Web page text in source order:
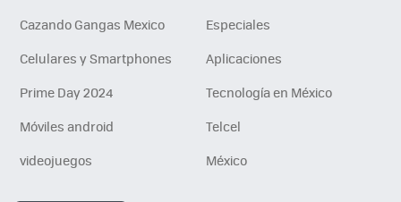
Cazando Gangas Mexico
Especiales
Celulares y Smartphones
Aplicaciones
Prime Day 2024
Tecnología en México
Móviles android
Telcel
videojuegos
México